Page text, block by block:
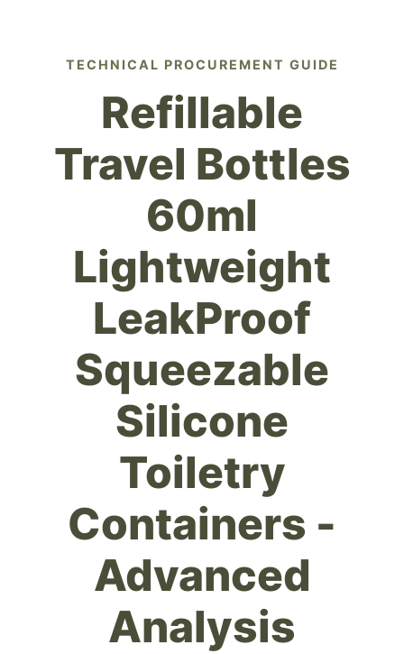
TECHNICAL PROCUREMENT GUIDE
Refillable
Travel Bottles
60ml
Lightweight
LeakProof
Squeezable
Silicone
Toiletry
Containers -
Advanced
Analysis